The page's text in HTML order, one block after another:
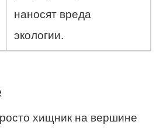
наносят вреда
экологии.
хищник на вершине